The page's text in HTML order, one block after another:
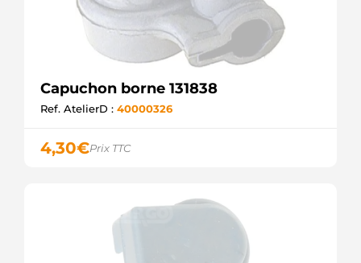
Capuchon borne 131838
Ref. AtelierD : 40000326
4,30€Prix TTC